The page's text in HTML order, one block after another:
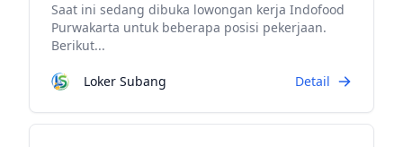
Saat ini sedang dibuka lowongan kerja Indofood
Purwakarta untuk beberapa posisi pekerjaan.
Berikut...
Loker Subang Detail